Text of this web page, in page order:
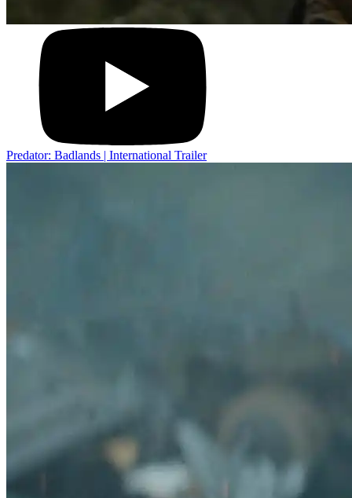
Predator: Badlands | International Trailer